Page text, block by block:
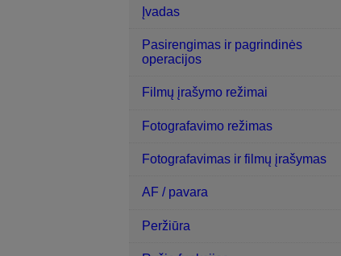
Įvadas
Pasirengimas ir pagrindinės
operacijos
Filmų įrašymo režimai
Fotografavimo režimas
Fotografavimas ir filmų įrašymas
AF / pavara
Peržiūra